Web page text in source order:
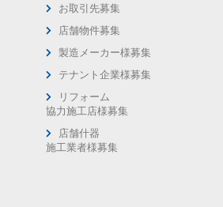
お取引先募集
店舗物件募集
製造メーカー様募集
テナント企業様募集
リフォーム
協力施工店様募集
店舗什器
施工業者様募集